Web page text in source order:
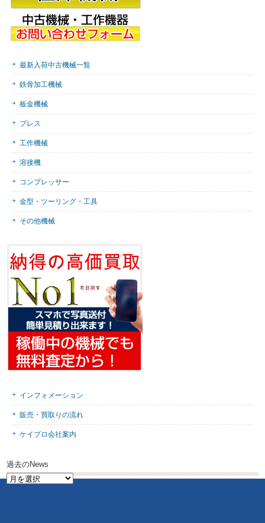
最新入荷中古機械一覧
鉄骨加工機械
板金機械
プレス
工作機械
溶接機
コンプレッサー
金型・ツーリング・工具
その他機械
インフォメーション
販売・買取りの流れ
ケイプロ会社案内
過去のNews
過